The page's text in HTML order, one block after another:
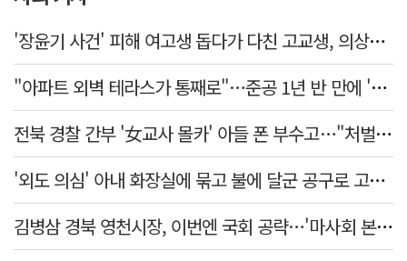
'장윤기 사건' 피해 여고생 돕다가 다친 고교생, 의상자 인정
"아파트 외벽 테라스가 통째로"…준공 1년 반 만에 '아찔 사고'
전북 경찰 간부 '女교사 몰카' 아들 폰 부수고…"처벌 못하는 사안" 내부망에 글
'외도 의심' 아내 화장실에 묶고 불에 달군 공구로 고문…남편 검거
김병삼 경북 영천시장, 이번엔 국회 공략…'마사회 본사 이전·광역교통망 확충' 요청